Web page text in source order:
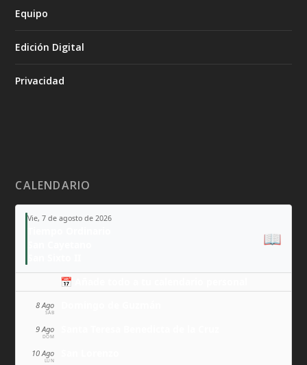
Equipo
Edición Digital
Privacidad
CALENDARIO
Vie, 7 de agosto de 2026
📖
📅 Añade todo a tu calendario personal
8 Ago
SÁB
9 Ago
DOM
10 Ago
LUN